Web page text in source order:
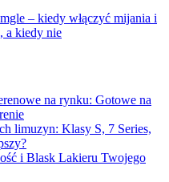
– kiedy włączyć mijania i
a kiedy nie
na rynku: Gotowe na
limuzyn: Klasy S, 7 Series,
i Blask Lakieru Twojego